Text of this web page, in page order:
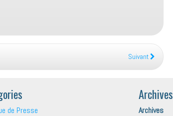
Suivant
de Presse
Archives
Archives